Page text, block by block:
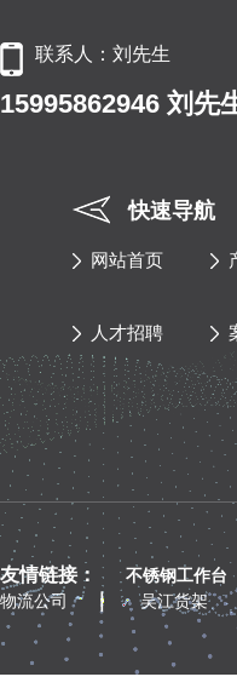
联系人：刘先生
15995862946 刘先
快速导航
网站首页
人才招聘
友情链接： 不锈钢工作台
物流公司
｜ 吴江货架